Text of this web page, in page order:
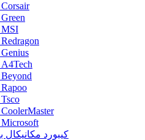
کیبورد Corsair
کیبورد Green
کیبورد MSI
کیبورد Redragon
کیبورد Genius
کیبورد A4Tech
کیبورد Beyond
کیبورد Rapoo
کیبورد Tsco
کیبورد CoolerMaster
کیبورد Microsoft
کیبورد